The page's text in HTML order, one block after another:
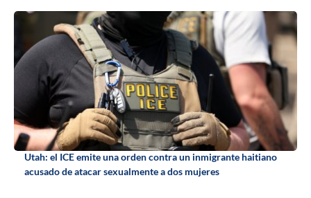
Utah: el ICE emite una orden contra un inmigrante haitiano
acusado de atacar sexualmente a dos mujeres